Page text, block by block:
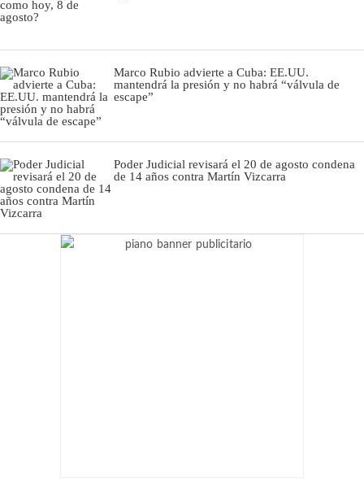
Marco Rubio advierte a Cuba: EE.UU.
mantendrá la presión y no habrá “válvula de
escape”
Poder Judicial revisará el 20 de agosto condena
de 14 años contra Martín Vizcarra